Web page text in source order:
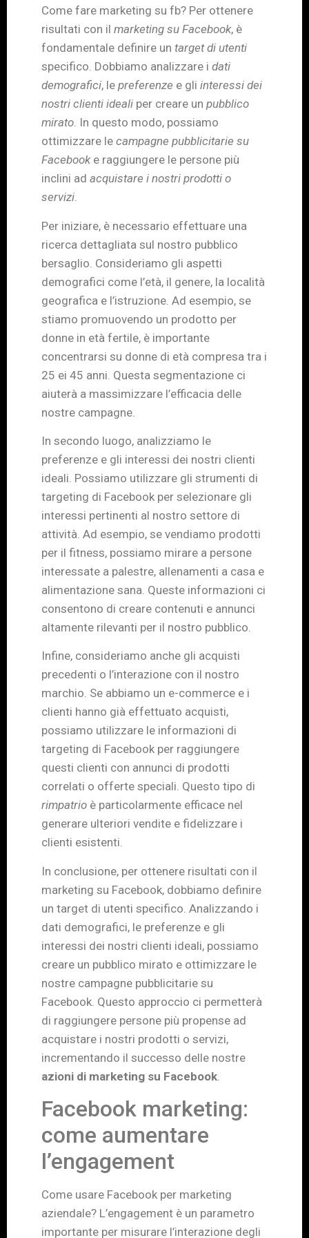
Come fare marketing su fb? Per ottenere
risultati con il marketing su Facebook, è
fondamentale definire un target di utenti
specifico. Dobbiamo analizzare i dati
demografici, le preferenze e gli interessi dei
nostri clienti ideali per creare un pubblico
mirato. In questo modo, possiamo
ottimizzare le campagne pubblicitarie su
Facebooke raggiungere le persone più
inclini ad acquistare i nostri prodotti o
servizi.
Per iniziare, è necessario effettuare una
ricerca dettagliata sul nostro pubblico
bersaglio. Consideriamo gli aspetti
demografici come l’età, il genere, la località
geografica e l’istruzione. Ad esempio, se
stiamo promuovendo un prodotto per
donne in età fertile, è importante
concentrarsi su donne di età compresa tra i
25 ei 45 anni. Questa segmentazione ci
aiuterà a massimizzare l’efficacia delle
nostre campagne.
In secondo luogo, analizziamo le
preferenze e gli interessi dei nostri clienti
ideali. Possiamo utilizzare gli strumenti di
targeting di Facebook per selezionare gli
interessi pertinenti al nostro settore di
attività. Ad esempio, se vendiamo prodotti
per il fitness, possiamo mirare a persone
interessate a palestre, allenamenti a casa e
alimentazione sana. Queste informazioni ci
consentono di creare contenuti e annunci
altamente rilevanti per il nostro pubblico.
Infine, consideriamo anche gli acquisti
precedenti o l’interazione con il nostro
marchio. Se abbiamo un e-commerce e i
clienti hanno già effettuato acquisti,
possiamo utilizzare le informazioni di
targeting di Facebook per raggiungere
questi clienti con annunci di prodotti
correlati o offerte speciali. Questo tipo di
rimpatrio è particolarmente efficace nel
generare ulteriori vendite e fidelizzare i
clienti esistenti.
In conclusione, per ottenere risultati con il
marketing su Facebook, dobbiamo definire
un target di utenti specifico. Analizzando i
dati demografici, le preferenze e gli
interessi dei nostri clienti ideali, possiamo
creare un pubblico mirato e ottimizzare le
nostre campagne pubblicitarie su
Facebook. Questo approccio ci permetterà
di raggiungere persone più propense ad
acquistare i nostri prodotti o servizi,
incrementando il successo delle nostre
azioni di marketing su Facebook
Facebook marketing:
come aumentare
l’engagement
Come usare Facebook per marketing
aziendale? L’engagement è un parametro
importante per misurare l’interazione degli